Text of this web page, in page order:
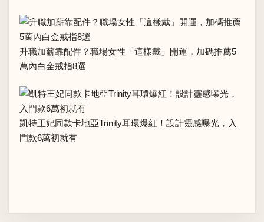
升職加薪靠配件？職場女性「這樣戴」開運，加碼推薦5
萬內白金戒指8選
凱特王妃同款卡地亞Trinity耳環爆紅！設計靈感曝光，入
門款6萬初就有